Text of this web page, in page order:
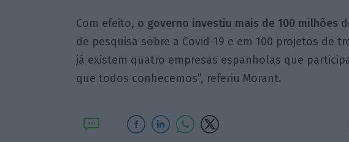
Com efeito, o governo investiu mais de 100 milhões
de pesquisa sobre a Covid-19 e em 100 projetos de
já existem quatro empresas espanholas que
que todos conhecemos”, referiu Morant.